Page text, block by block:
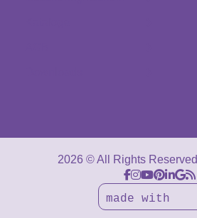
2026 © All Rights Reserved
made with